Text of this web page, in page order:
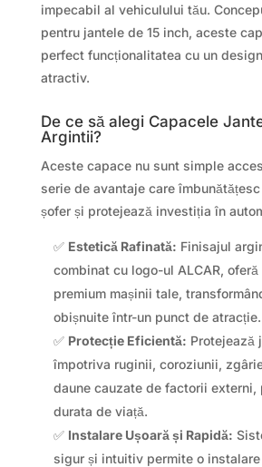
impecabil al vehiculului tău.
pentru jantele de 15 inch, aceste
perfect funcționalitatea cu un
atractiv.
De ce să alegi Capacele
Argintii?
Aceste capace nu sunt simple
serie de avantaje care
șofer și protejează investiția în
✅ Estetică Rafinată: Finisajul
combinat cu logo-ul ALCAR,
premium mașinii tale,
obișnuite într-un punct de atracție.
✅ Protecție Eficientă: Protejează
împotriva ruginii, coroziunii,
daune cauzate de factorii externi,
durata de viață.
✅ Instalare Ușoară și Rapidă:
sigur și intuitiv permite o